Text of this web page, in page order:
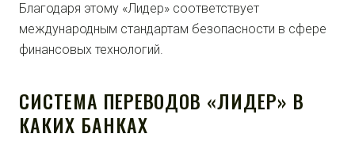
Благодаря этому «Лидер» соответствует
международным стандартам безопасности в сфере
финансовых технологий.
СИСТЕМА ПЕРЕВОДОВ «ЛИДЕР» В
КАКИХ БАНКАХ